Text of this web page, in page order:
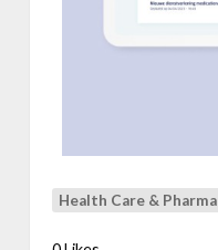
Health Care & Pharma